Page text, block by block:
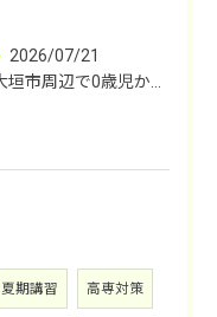
2026/07/21
夏期講習 高専対策